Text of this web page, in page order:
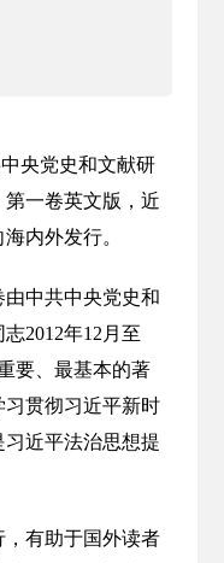
央党史和文献研
一卷英文版，近
内外发行。
由中共中央党史和
2012年12月至
要、最基本的著
贯彻习近平新时
近平法治思想提
有助于国外读者